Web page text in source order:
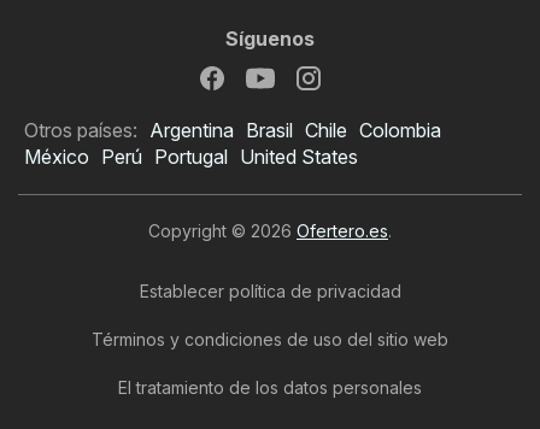
Síguenos
Otros países: Argentina Brasil Chile Colombia
México Perú Portugal United States
Copyright © 2026 Ofertero.es.
Establecer política de privacidad
Términos y condiciones de uso del sitio web
El tratamiento de los datos personales